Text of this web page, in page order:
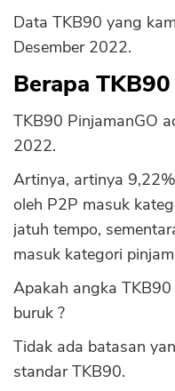
Data TKB90 yang
Desember 2022.
Berapa
TKB90 PinjamanGO
2022.
Artinya, artinya
oleh P2P masuk
jatuh tempo,
masuk kategori
Apakah angka
buruk ?
Tidak ada batasan
standar TKB90.